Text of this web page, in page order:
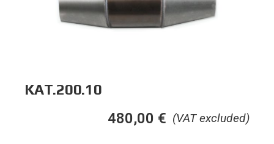
KAT.200.10
(VAT excluded)
480,00 €